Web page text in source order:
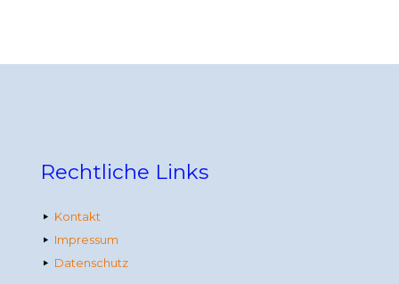
Rechtliche Links
Kontakt
Impressum
Datenschutz